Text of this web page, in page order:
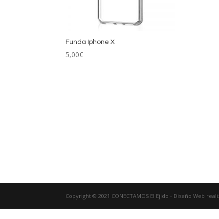
Funda Iphone X
5,00€
Copyright © 2021 CONECTAMOS El Ejido - Diseño Web